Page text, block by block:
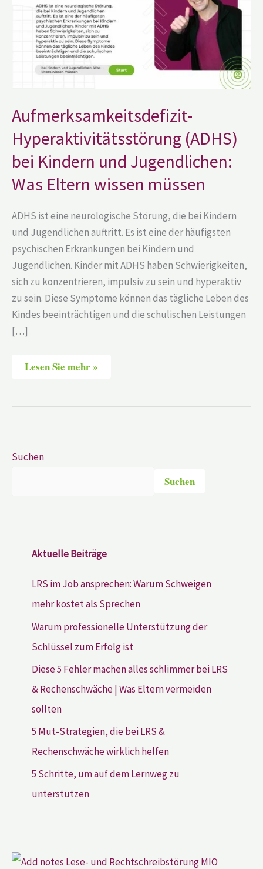
Aufmerksamkeitsdefizit-
Hyperaktivitätsstörung (ADHS)
bei Kindern und Jugendlichen:
Was Eltern wissen müssen
ADHS ist eine neurologische Störung, die bei Kindern
und Jugendlichen auftritt. Es ist eine der häufigsten
psychischen Erkrankungen bei Kindern und
Jugendlichen. Kinder mit ADHS haben Schwierigkeiten,
sich zu konzentrieren, impulsiv zu sein und hyperaktiv
zu sein. Diese Symptome können das tägliche Leben des
Kindes beeinträchtigen und die schulischen Leistungen
[…]
und
Jugendlichen:
Was
Eltern
wissen
müssen
Lesen Sie mehr »
Suchen
Suchen
Aktuelle Beiträge
LRS im Job ansprechen: Warum Schweigen
mehr kostet als Sprechen
Warum professionelle Unterstützung der
Schlüssel zum Erfolg ist
Diese 5 Fehler machen alles schlimmer bei LRS
& Rechenschwäche | Was Eltern vermeiden
sollten
5 Mut-Strategien, die bei LRS &
Rechenschwäche wirklich helfen
5 Schritte, um auf dem Lernweg zu
unterstützen